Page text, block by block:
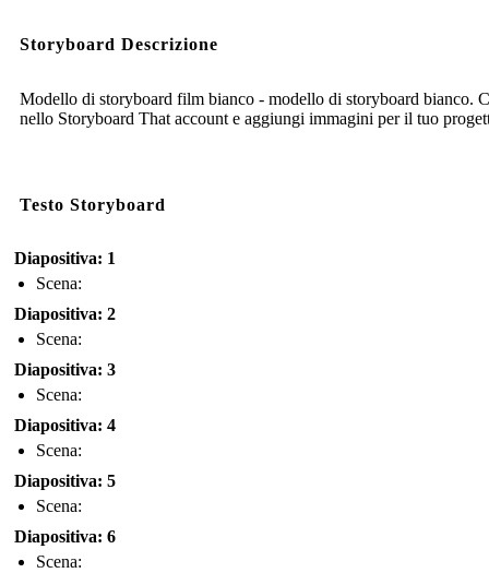
Storyboard Descrizione
Modello di storyboard film bianco - modello di storyboard bianco.
nello Storyboard That account e aggiungi immagini per il tuo
Testo Storyboard
Diapositiva: 1
Scena:
Diapositiva: 2
Scena:
Diapositiva: 3
Scena:
Diapositiva: 4
Scena:
Diapositiva: 5
Scena:
Diapositiva: 6
Scena: